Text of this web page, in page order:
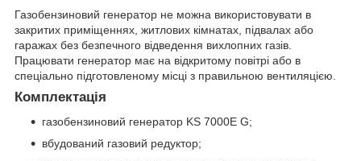
Газобензиновий генератор не можна використовувати в
закритих приміщеннях, житлових кімнатах, підвалах або
гаражах без безпечного відведення вихлопних газів.
Працювати генератор має на відкритому повітрі або в
спеціально підготовленому місці з правильною вентиляцією.
Комплектація
газобензиновий генератор KS 7000E G;
вбудований газовий редуктор;